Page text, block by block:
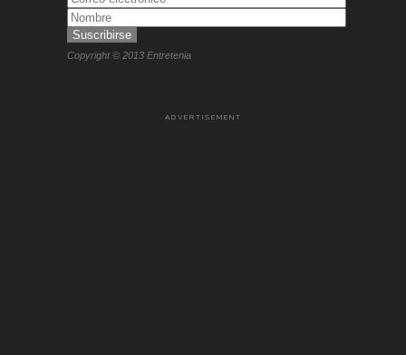
Copyright © 2013 Entretenia
ADVERTISEMENT